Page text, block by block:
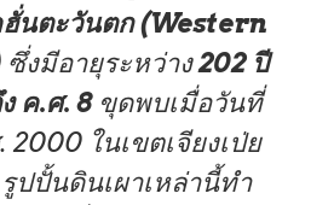
นตะวันตก (Western
ซึ่งมีอายุระหว่าง202 ปี
ค.ศ. 8ขุดพบเมื่อวันที่
ในเขตเจียงเป่ย
ปปั้นดินเผาเหล่านี้ทำ